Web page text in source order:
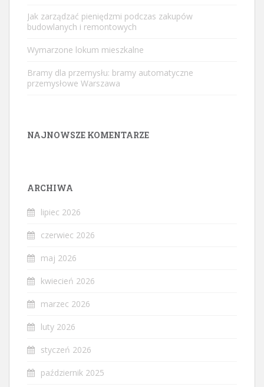
Jak zarządzać pieniędzmi podczas zakupów
budowlanych i remontowych
Wymarzone lokum mieszkalne
Bramy dla przemysłu: bramy automatyczne
przemysłowe Warszawa
NAJNOWSZE KOMENTARZE
ARCHIWA
lipiec 2026
czerwiec 2026
maj 2026
kwiecień 2026
marzec 2026
luty 2026
styczeń 2026
październik 2025